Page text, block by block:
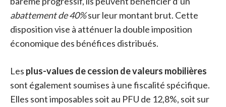
abattement de 40%sur leur montant brut. Cette
disposition vise à atténuer la double imposition
économique des bénéfices distribués.
Les plus-values de cession de valeurs mobilières
sont également soumises à une fiscalité spécifique.
Elles sont imposables soit au PFU de 12,8%, soit sur